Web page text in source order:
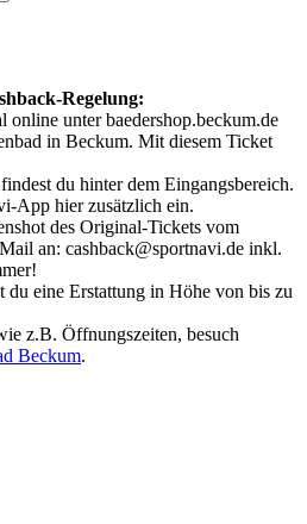
Regelung:
online unter baedershop.beckum.de
in Beckum. Mit diesem Ticket
du hinter dem Eingangsbereich.
App hier zusätzlich ein.
des Original-Tickets vom
an: cashback@sportnavi.de inkl.
du eine Erstattung in Höhe von bis zu
z.B. Öffnungszeiten, besuch
Beckum.